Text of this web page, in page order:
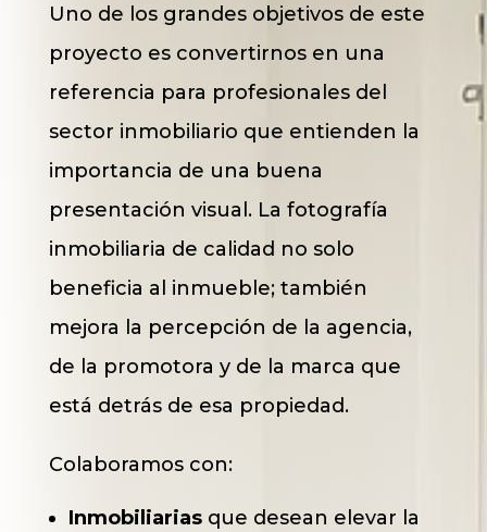
Uno de los grandes objetivos de este
proyecto es convertirnos en una
referencia para profesionales del
sector inmobiliario que entienden la
importancia de una buena
presentación visual. La fotografía
inmobiliaria de calidad no solo
beneficia al inmueble; también
mejora la percepción de la agencia,
de la promotora y de la marca que
está detrás de esa propiedad.
Colaboramos con:
Inmobiliariasque desean elevar la